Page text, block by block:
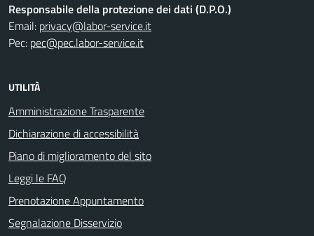
Responsabile della protezione dei dati (D.P.O.)
Email: privacy@labor-service.it
Pec: pec@pec.labor-service.it
UTILITÀ
Amministrazione Trasparente
Dichiarazione di accessibilità
Piano di miglioramento del sito
Leggi le FAQ
Prenotazione Appuntamento
Segnalazione Disservizio